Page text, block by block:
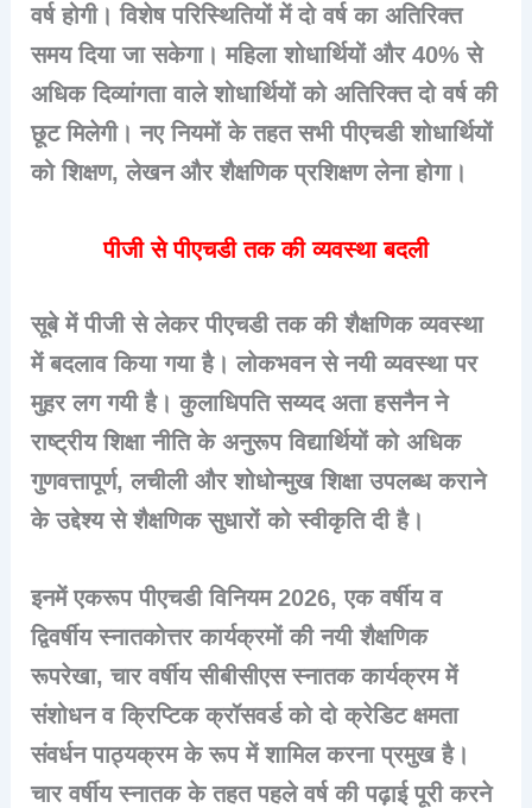
वर्ष होगी। विशेष परिस्थितियों में दो वर्ष का अतिरिक्त
समय दिया जा सकेगा। महिला शोधार्थियों और 40% से
अधिक दिव्यांगता वाले शोधार्थियों को अतिरिक्त दो वर्ष की
छूट मिलेगी। नए नियमों के तहत सभी पीएचडी शोधार्थियों
को शिक्षण, लेखन और शैक्षणिक प्रशिक्षण लेना होगा।
पीजी से पीएचडी तक की व्यवस्था बदली
सूबे में पीजी से लेकर पीएचडी तक की शैक्षणिक व्यवस्था
में बदलाव किया गया है। लोकभवन से नयी व्यवस्था पर
मुहर लग गयी है। कुलाधिपति सय्यद अता हसनैन ने
राष्ट्रीय शिक्षा नीति के अनुरूप विद्यार्थियों को अधिक
गुणवत्तापूर्ण, लचीली और शोधोन्मुख शिक्षा उपलब्ध कराने
के उद्देश्य से शैक्षणिक सुधारों को स्वीकृति दी है।
इनमें एकरूप पीएचडी विनियम 2026, एक वर्षीय व
द्विवर्षीय स्नातकोत्तर कार्यक्रमों की नयी शैक्षणिक
रूपरेखा, चार वर्षीय सीबीसीएस स्नातक कार्यक्रम में
संशोधन व क्रिप्टिक क्रॉसवर्ड को दो क्रेडिट क्षमता
संवर्धन पाठ्यक्रम के रूप में शामिल करना प्रमुख है।
चार वर्षीय स्नातक के तहत पहले वर्ष की पढ़ाई पूरी करने